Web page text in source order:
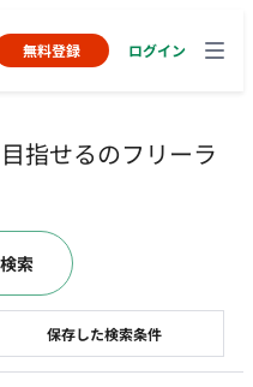
無料登録 ログイン
指せるのフリーラ
保存した検索条件
索